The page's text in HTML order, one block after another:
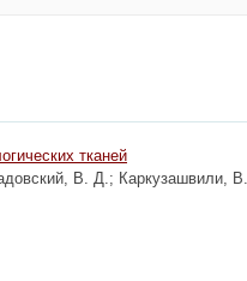
тканей
В. Д.; Каркузашвили,